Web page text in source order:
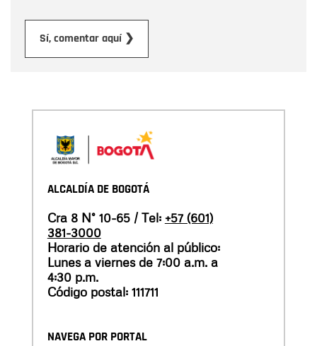
Sí, comentar aquí ❯
ALCALDÍA DE BOGOTÁ
Cra 8 N° 10-65 / Tel: +57 (601)
381-3000
Horario de atención al público:
Lunes a viernes de 7:00 a.m. a
4:30 p.m.
Código postal: 111711
NAVEGA POR PORTAL